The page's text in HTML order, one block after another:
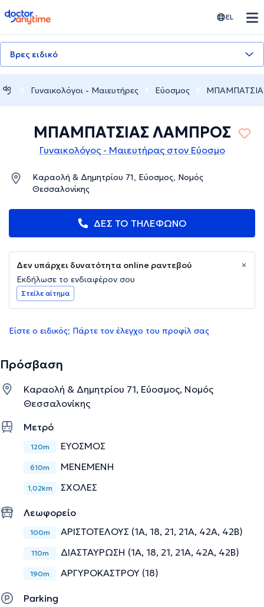
doctoranytime EL
Βρες ειδικό
Γυναικολόγοι - Μαιευτήρες Εύοσμος
ΜΠΑΜΠΑΤΣΙΑΣ ΛΑΜΠΡΟΣ
Γυναικολόγος - Μαιευτήρας στον Εύοσμο
Καραολή & Δημητρίου 71, Εύοσμος, Νομός
Θεσσαλονίκης
ΔΕΣ ΤΟ ΤΗΛΕΦΩΝΟ
Δεν υπάρχει δυνατότητα online ραντεβού
Εκδήλωσε το ενδιαφέρον σου
Στείλε αίτημα
Είστε ο ειδικός; Πάρτε τον έλεγχο του προφίλ σας
Πρόσβαση
Καραολή & Δημητρίου 71, Εύοσμος, Νομός
Θεσσαλονίκης
Μετρό
120m ΕΥΟΣΜΟΣ
610m ΜΕΝΕΜΕΝΗ
1,02km ΣΧΟΛΕΣ
Λεωφορείο
100m ΑΡΙΣΤΟΤΕΛΟΥΣ (1Α, 18, 21, 21Α, 42Α, 42Β)
110m ΔΙΑΣΤΑΥΡΩΣΗ (1Α, 18, 21, 21Α, 42Α, 42Β)
190m ΑΡΓΥΡΟΚΑΣΤΡΟΥ (18)
Parking